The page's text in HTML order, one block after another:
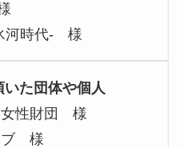
河時代- 様
た団体や個人
女性財団 様​
ブ 様